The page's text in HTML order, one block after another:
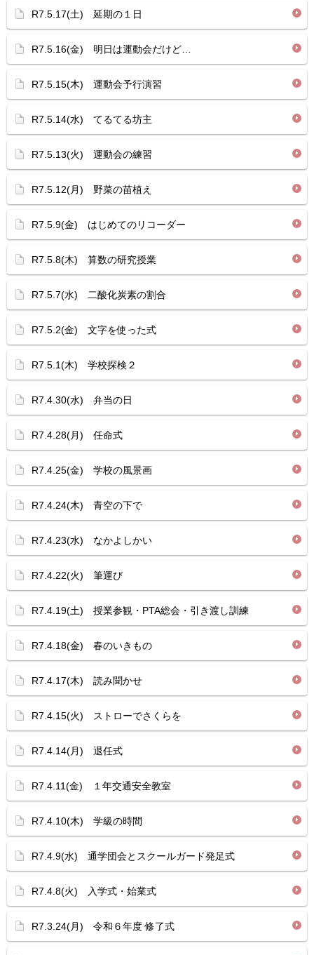
R7.5.17(土) 延期の１日
R7.5.16(金) 明日は運動会だけど…
R7.5.15(木) 運動会予行演習
R7.5.14(水) てるてる坊主
R7.5.13(火) 運動会の練習
R7.5.12(月) 野菜の苗植え
R7.5.9(金) はじめてのリコーダー
R7.5.8(木) 算数の研究授業
R7.5.7(水) 二酸化炭素の割合
R7.5.2(金) 文字を使った式
R7.5.1(木) 学校探検２
R7.4.30(水) 弁当の日
R7.4.28(月) 任命式
R7.4.25(金) 学校の風景画
R7.4.24(木) 青空の下で
R7.4.23(水) なかよしかい
R7.4.22(火) 筆運び
R7.4.19(土) 授業参観・PTA総会・引き渡し訓練
R7.4.18(金) 春のいきもの
R7.4.17(木) 読み聞かせ
R7.4.15(火) ストローでさくらを
R7.4.14(月) 退任式
R7.4.11(金) １年交通安全教室
R7.4.10(木) 学級の時間
R7.4.9(水) 通学団会とスクールガード発足式
R7.4.8(火) 入学式・始業式
R7.3.24(月) 令和６年度 修了式